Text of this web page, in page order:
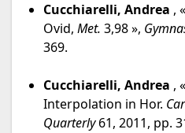
Cucchiarelli, Andrea ,
Ovid, Met. 3,98 »,
369.
Cucchiarelli, Andrea ,
Interpolation in Hor.
Quarterly61, 2011, pp.